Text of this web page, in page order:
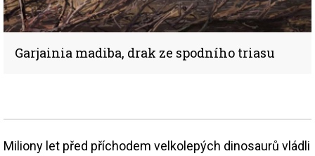
Garjainia madiba, drak ze spodního triasu
Miliony let před příchodem velkolepých dinosaurů vládli